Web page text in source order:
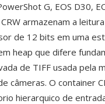
G, EOS D30,
armazenam a
de 12 bits em uma
heap que difere
de TIFF usada pela
câmeras. O container
hierarquico de